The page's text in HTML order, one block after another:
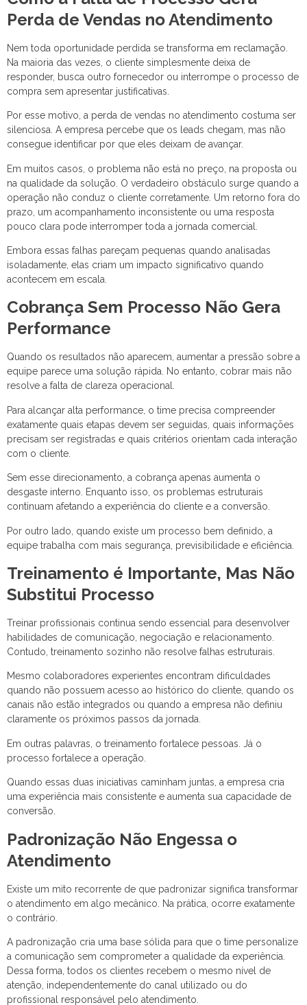
Perda de Vendas no Atendimento
Nem toda oportunidade perdida se transforma em reclamação.
Na maioria das vezes, o cliente simplesmente deixa de
responder, busca outro fornecedor ou interrompe o processo de
compra sem apresentar justificativas.
Por esse motivo, a perda de vendas no atendimento costuma ser
silenciosa. A empresa percebe que os leads chegam, mas não
consegue identificar por que eles deixam de avançar.
Em muitos casos, o problema não está no preço, na proposta ou
na qualidade da solução. O verdadeiro obstáculo surge quando a
operação não conduz o cliente corretamente. Um retorno fora do
prazo, um acompanhamento inconsistente ou uma resposta
pouco clara pode interromper toda a jornada comercial.
Embora essas falhas pareçam pequenas quando analisadas
isoladamente, elas criam um impacto significativo quando
acontecem em escala.
Cobrança Sem Processo Não Gera
Performance
Quando os resultados não aparecem, aumentar a pressão sobre a
equipe parece uma solução rápida. No entanto, cobrar mais não
resolve a falta de clareza operacional.
Para alcançar alta performance, o time precisa compreender
exatamente quais etapas devem ser seguidas, quais informações
precisam ser registradas e quais critérios orientam cada interação
com o cliente.
Sem esse direcionamento, a cobrança apenas aumenta o
desgaste interno. Enquanto isso, os problemas estruturais
continuam afetando a experiência do cliente e a conversão.
Por outro lado, quando existe um processo bem definido, a
equipe trabalha com mais segurança, previsibilidade e eficiência.
Treinamento é Importante, Mas Não
Substitui Processo
Treinar profissionais continua sendo essencial para desenvolver
habilidades de comunicação, negociação e relacionamento.
Contudo, treinamento sozinho não resolve falhas estruturais.
Mesmo colaboradores experientes encontram dificuldades
quando não possuem acesso ao histórico do cliente, quando os
canais não estão integrados ou quando a empresa não definiu
claramente os próximos passos da jornada.
Em outras palavras, o treinamento fortalece pessoas. Já o
processo fortalece a operação.
Quando essas duas iniciativas caminham juntas, a empresa cria
uma experiência mais consistente e aumenta sua capacidade de
conversão.
Padronização Não Engessa o
Atendimento
Existe um mito recorrente de que padronizar significa transformar
o atendimento em algo mecânico. Na prática, ocorre exatamente
o contrário.
A padronização cria uma base sólida para que o time personalize
a comunicação sem comprometer a qualidade da experiência.
Dessa forma, todos os clientes recebem o mesmo nível de
atenção, independentemente do canal utilizado ou do
profissional responsável pelo atendimento.